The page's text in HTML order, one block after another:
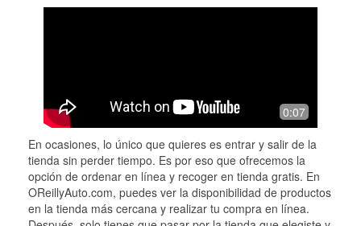
0:07
En ocasiones, lo único que quieres es entrar y salir de la
tienda sin perder tiempo. Es por eso que ofrecemos la
opción de ordenar en línea y recoger en tienda gratis. En
OReillyAuto.com, puedes ver la disponibilidad de productos
en la tienda más cercana y realizar tu compra en línea.